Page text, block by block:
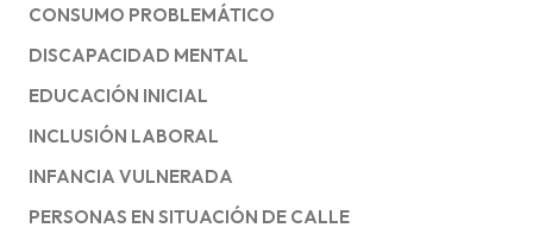
CONSUMO PROBLEMÁTICO
DISCAPACIDAD MENTAL
EDUCACIÓN INICIAL
INCLUSIÓN LABORAL
INFANCIA VULNERADA
PERSONAS EN SITUACIÓN DE CALLE